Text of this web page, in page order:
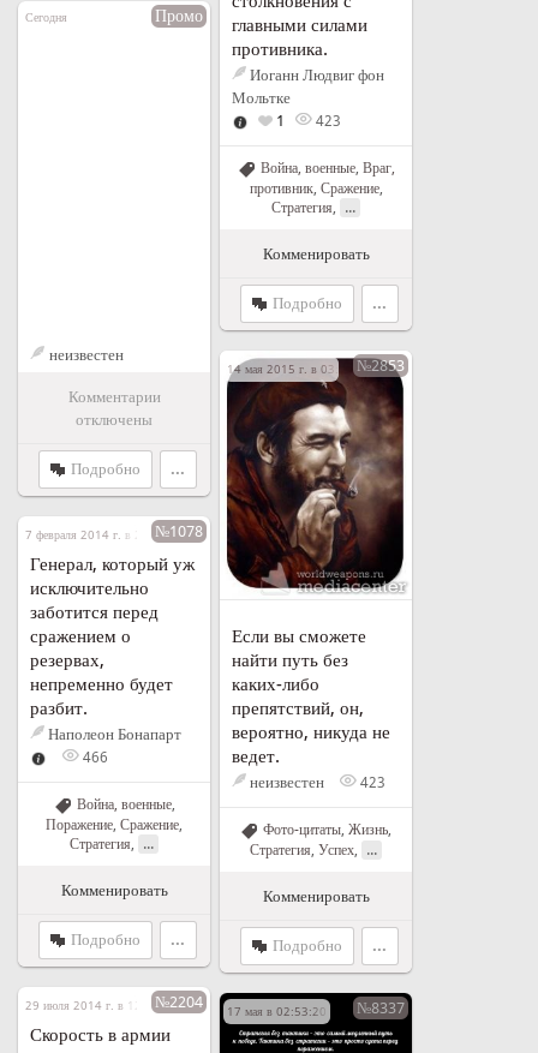
главными силами
противника.
Иоганн Людвиг фон
Мольтке
1
423
Война, военные, Враг,
противник, Сражение,
Стратегия
...
Комменировать
Подробно ...
Сегодня Промо
неизвестен
Комментарии
отключены
Подробно ...
14 мая 2015 г. в 03:29 №2853
Если вы сможете
найти путь без
каких-либо
препятствий, он,
вероятно, никуда не
ведет.
неизвестен 423
Фото-цитаты, Жизнь,
Стратегия, Успех, ...
Комменировать
Подробно ...
7 февраля 2014 г. в 20:32№1078
Генерал, который уж
исключительно
заботится перед
сражением о
резервах,
непременно будет
разбит.
Наполеон Бонапарт
466
Война, военные,
Поражение Сражение
Стратегия
...
Комменировать
Подробно ...
29 июля 2014 г. в 12:55№2204
Скорость в армии
17 мая в 02:53:20 №8337